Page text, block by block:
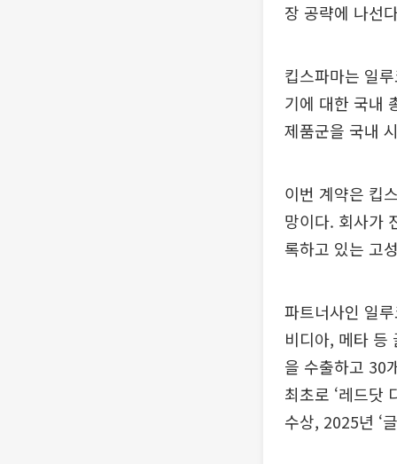
장 공략에 나선
킵스파마는 일
기에 대한 국내
제품군을 국내
이번 계약은 킵
망이다. 회사가
록하고 있는 고
파트너사인 일
비디아, 메타 등
을 수출하고 30
최초로 ‘레드닷
수상, 2025년 ‘